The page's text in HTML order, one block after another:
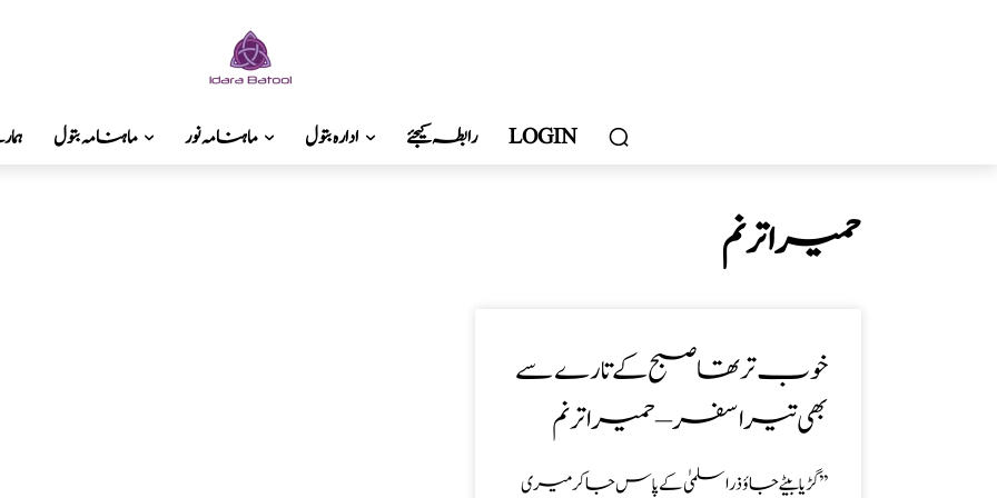
ماہنامہ بتول ماہنامہ نور ادارہ بتول رابطہ کیجئے LOGIN
حمیرا ترنم
خوب تر تھا صبح کے تارے سے
بھی تیرا سفر – حمیرا ترنم
’’گڑیا بیٹے جاؤ ذرا سلمیٰ کے پاس جا کر میری